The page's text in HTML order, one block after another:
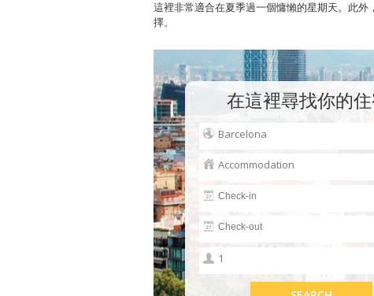
這裡非常適合在夏季過一個慵懶的星期天。此
擇。
在這裡尋找你的